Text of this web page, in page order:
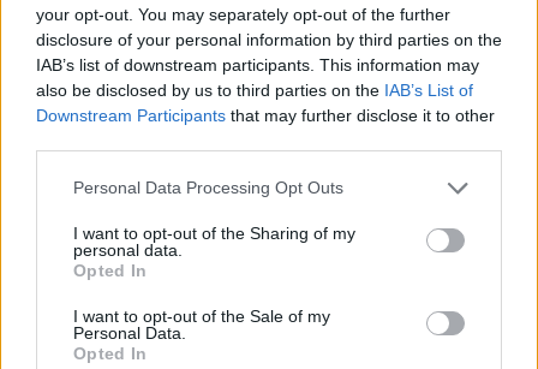
your opt-out. You may separately opt-out of the further
disclosure of your personal information by third parties on the
IAB’s list of downstream participants. This information may
also be disclosed by us to third parties on the IAB’s List of
Downstream Participants that may further disclose it to other
Personal Data Processing Opt Outs
I want to opt-out of the Sharing of my
personal data.
Opted In
I want to opt-out of the Sale of my
Personal Data.
Opted In
Una vez cortada la carretera a San Lorenzo, sobre las
00:45 horas, las guaguas del servicio especial quedarán
estacionadas en el solar anexo al Centro de Salud de
San Lorenzo, hasta la salida del servicio de regreso a
Santa Catalina.
Guaguas Municipales apoya la
celebración del Día Internacional de
la Juventud con la cesión de 250
bonos especiales para facilitar la
asistencia a las actividades en Las